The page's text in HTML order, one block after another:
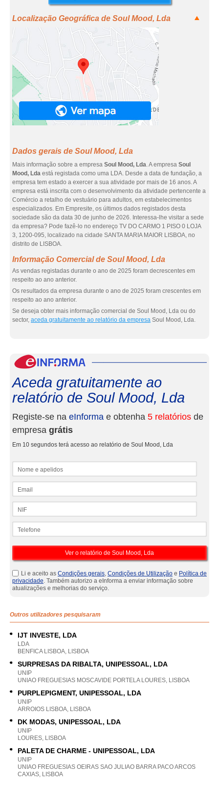
Localização Geográfica de Soul Mood, Lda
Dados gerais de Soul Mood, Lda
Mais informação sobre a empresa Soul Mood, Lda. A empresa Soul
Mood, Lda está registada como uma LDA. Desde a data de fundação, a
empresa tem estado a exercer a sua atividade por mais de 16 anos. A
empresa está inscrita com o desenvolvimento da atividade pertencente a
Comércio a retalho de vestuário para adultos, em estabelecimentos
especializados. Em Empresite, os últimos dados registados desta
sociedade são da data 30 de junho de 2026. Interessa-lhe visitar a sede
da empresa? Pode fazê-lo no endereço TV DO CARMO 1 PISO 0 LOJA
3, 1200-095, localizado na cidade SANTA MARIA MAIOR LISBOA, no
distrito de LISBOA.
Informação Comercial de Soul Mood, Lda
As vendas registadas durante o ano de 2025 foram decrescentes em
respeito ao ano anterior.
Os resultados da empresa durante o ano de 2025 foram crescentes em
respeito ao ano anterior.
Se deseja obter mais informação comercial de Soul Mood, Lda ou do
sector, aceda gratuitamente ao relatório da empresa Soul Mood, Lda.
Aceda gratuitamente ao
relatório de Soul Mood, Lda
Registe-se na eInforma e obtenha 5 relatórios de
empresa grátis
Em 10 segundos terá acesso ao relatório de Soul Mood, Lda
Li e aceito as Condições gerais, Condições de Utilização e Política de
privacidade. Também autorizo a eInforma a enviar informação sobre
atualizações e melhorias do serviço.
Outros utilizadores pesquisaram
IJT INVESTE, LDA
LDA
BENFICA LISBOA, LISBOA
SURPRESAS DA RIBALTA, UNIPESSOAL, LDA
UNIP
UNIAO FREGUESIAS MOSCAVIDE PORTELA LOURES, LISBOA
PURPLEPIGMENT, UNIPESSOAL, LDA
UNIP
ARROIOS LISBOA, LISBOA
DK MODAS, UNIPESSOAL, LDA
UNIP
LOURES, LISBOA
PALETA DE CHARME - UNIPESSOAL, LDA
UNIP
UNIAO FREGUESIAS OEIRAS SAO JULIAO BARRA PACO ARCOS
CAXIAS, LISBOA